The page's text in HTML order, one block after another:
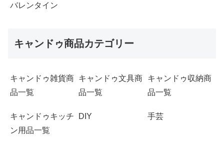
バレンタイン
キャンドゥ商品カテゴリー
キャンドゥ雑貨商
品一覧
キャンドゥ文具商
品一覧
キャンドゥ収納商
品一覧
キャンドゥキッチ
ン用品一覧
DIY 手芸